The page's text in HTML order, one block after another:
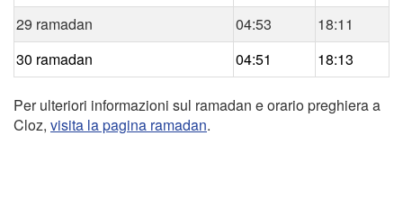
29 ramadan
04:53
18:11
30 ramadan
04:51 18:13
Per ulteriori informazioni sul ramadan e orario preghiera a
Cloz, visita la pagina ramadan.